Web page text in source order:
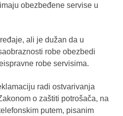
obezbeđene servise u
ali je dužan da u
robe obezbedi
robe servisima.
radi ostvarivanja
o zaštiti potrošača, na
putem, pisanim